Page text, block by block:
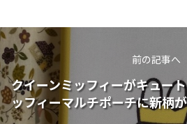
前の記事へ
クイーンミッフィーがキュー
ッフィーマルチポーチに新柄